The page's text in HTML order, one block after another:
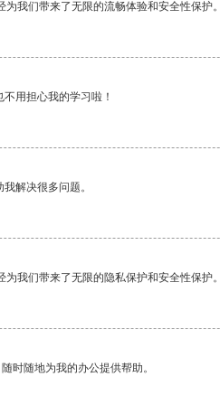
为我们带来了无限的流畅体验和安全性保护
用担心我的学习啦！
解决很多问题。
为我们带来了无限的隐私保护和安全性保护
时随地为我的办公提供帮助。